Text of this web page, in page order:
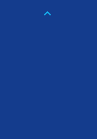
keyboard_arrow_down